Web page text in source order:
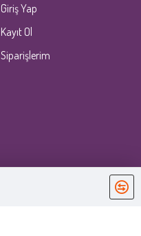
Giriş Yap
Kayıt Ol
Siparişlerim